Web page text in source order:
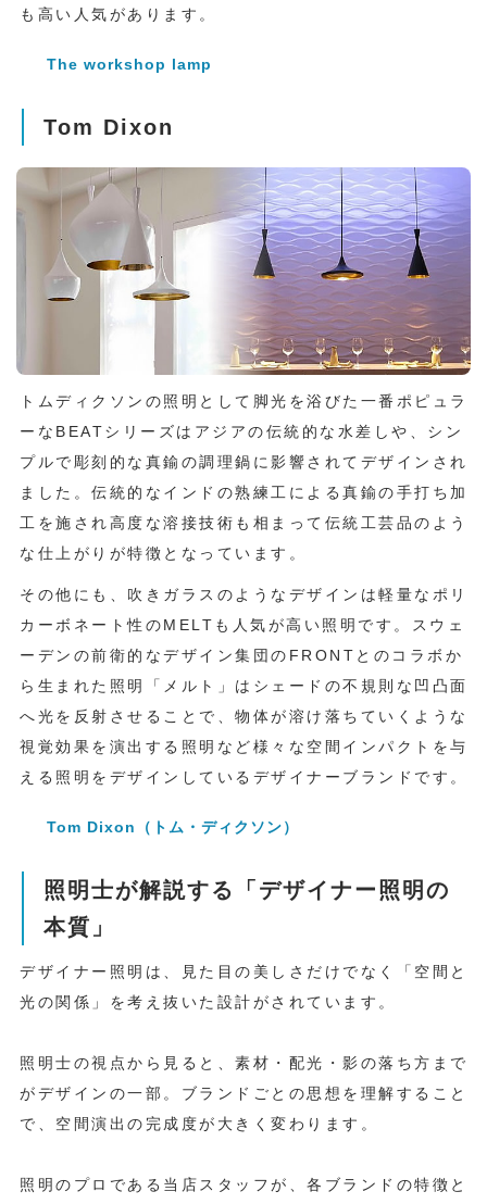
も高い人気があります。
The workshop lamp
Tom Dixon
トムディクソンの照明として脚光を浴びた一番ポピュラ
ーなBEATシリーズはアジアの伝統的な水差しや、シン
プルで彫刻的な真鍮の調理鍋に影響されてデザインされ
ました。伝統的なインドの熟練工による真鍮の手打ち加
工を施され高度な溶接技術も相まって伝統工芸品のよう
な仕上がりが特徴となっています。
その他にも、吹きガラスのようなデザインは軽量なポリ
カーボネート性のMELTも人気が高い照明です。スウェ
ーデンの前衛的なデザイン集団のFRONTとのコラボか
ら生まれた照明「メルト」はシェードの不規則な凹凸面
へ光を反射させることで、物体が溶け落ちていくような
視覚効果を演出する照明など様々な空間インパクトを与
える照明をデザインしているデザイナーブランドです。
Tom Dixon（トム・ディクソン）
照明士が解説する「デザイナー照明の
本質」
デザイナー照明は、見た目の美しさだけでなく「空間と
光の関係」を考え抜いた設計がされています。
照明士の視点から見ると、素材・配光・影の落ち方まで
がデザインの一部。ブランドごとの思想を理解すること
で、空間演出の完成度が大きく変わります。
照明のプロである当店スタッフが、各ブランドの特徴と